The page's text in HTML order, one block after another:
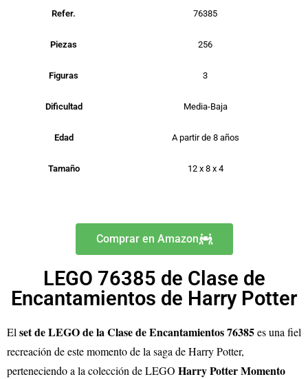
Refer. 76385
Piezas 256
Figuras 3
Dificultad Media-Baja
Edad A partir de 8 años
Tamaño 12 x 8 x 4
Comprar en Amazon
LEGO 76385 de Clase de
Encantamientos de Harry Potter
El set de LEGO de la Clase de Encantamientos 76385es una fiel
recreación de este momento de la saga de Harry Potter,
perteneciendo a la colección de LEGO Harry Potter Momento